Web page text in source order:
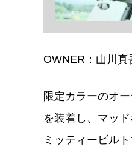
OWNER：山川真
限定カラーのオ
を装着し、マッ
ミッティービル